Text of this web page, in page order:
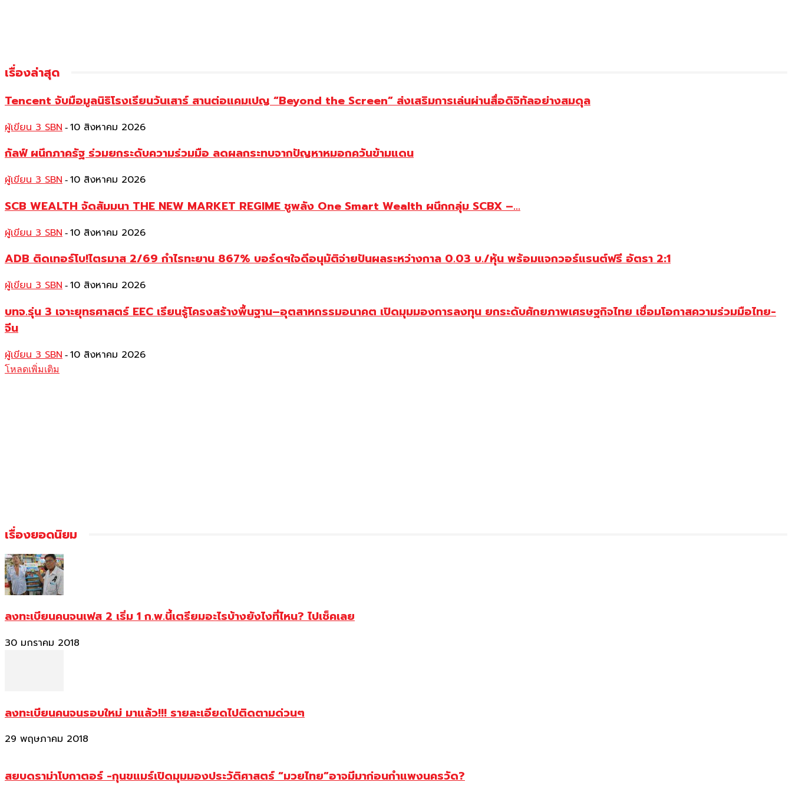
เรื่องล่าสุด
Tencent จับมือมูลนิธิโรงเรียนวันเสาร์ สานต่อแคมเปญ “Beyond the Screen” ส่งเสริมการเล่นผ่านสื่อดิจิทัลอย่างสมดุล
ผู้เขียน 3 SBN - 10 สิงหาคม 2026
กัลฟ์ ผนึกภาครัฐ ร่วมยกระดับความร่วมมือ ลดผลกระทบจากปัญหาหมอกควันข้ามแดน
ผู้เขียน 3 SBN - 10 สิงหาคม 2026
SCB WEALTH จัดสัมมนา THE NEW MARKET REGIME ชูพลัง One Smart Wealth ผนึกกลุ่ม SCBX –...
ผู้เขียน 3 SBN - 10 สิงหาคม 2026
ADB ติดเทอร์โบ!ไตรมาส 2/69 กำไรทะยาน 867% บอร์ดฯใจดีอนุมัติจ่ายปันผลระหว่างกาล 0.03 บ./หุ้น พร้อมแจกวอร์แรนต์ฟรี อัตรา 2:1
ผู้เขียน 3 SBN - 10 สิงหาคม 2026
บทจ.รุ่น 3 เจาะยุทธศาสตร์ EEC เรียนรู้โครงสร้างพื้นฐาน–อุตสาหกรรมอนาคต เปิดมุมมองการลงทุน ยกระดับศักยภาพเศรษฐกิจไทย เชื่อมโอกาสความร่วมมือไทย-
จีน
ผู้เขียน 3 SBN - 10 สิงหาคม 2026
โหลดเพิ่มเติม
เรื่องยอดนิยม
ลงทะเบียนคนจนเฟส 2 เริ่ม 1 ก.พ.นี้เตรียมอะไรบ้างยังไงที่ไหน? ไปเช็คเลย
30 มกราคม 2018
ลงทะเบียนคนจนรอบใหม่ มาแล้ว!!! รายละเอียดไปติดตามด่วนๆ
29 พฤษภาคม 2018
สยบดราม่าโบกาตอร์ -กุนขแมร์เปิดมุมมองประวัติศาสตร์ “มวยไทย”อาจมีมาก่อนกำแพงนครวัด?